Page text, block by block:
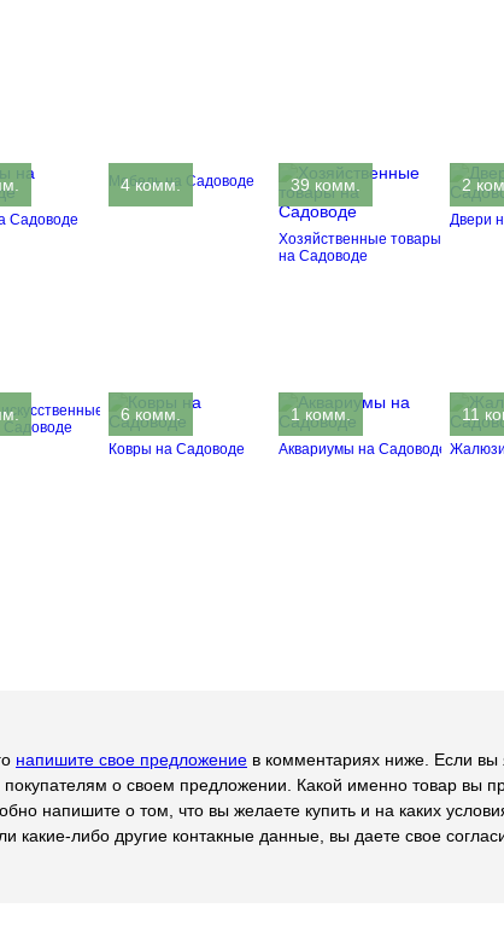
Садоводе
4 комм.
Мебель на Садоводе 39 комм.
Хозяйственные товары
на Садоводе
2
Двери
Садоводе
6 комм.
Ковры на Садоводе
1 комм.
Аквариумы на Садоводе
11
напишите свое предложение в комментариях ниже. Если вы
о своем предложении. Какой именно товар вы
напишите о том, что вы желаете купить и на каких
какие-либо другие контакные данные, вы даете свое